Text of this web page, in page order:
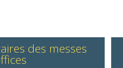
des messes